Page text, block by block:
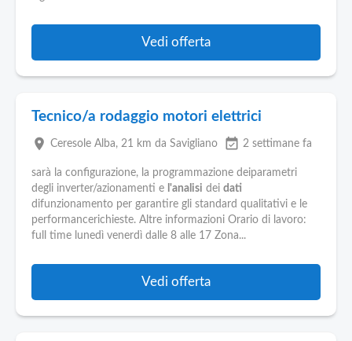
Vedi offerta
Tecnico/a rodaggio motori elettrici
place Ceresole Alba, 21 km da Savigliano event_available 2 settimane fa
sarà la configurazione, la programmazione deiparametri
degli inverter/azionamenti e l'analisi dei dati
difunzionamento per garantire gli standard qualitativi e le
performancerichieste. Altre informazioni Orario di lavoro:
full time lunedì venerdì dalle 8 alle 17 Zona...
Vedi offerta